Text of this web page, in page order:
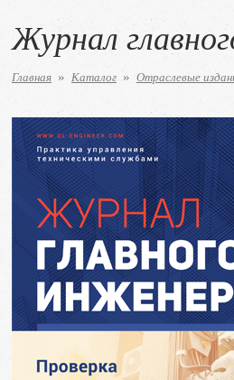
Журнал
Главная » Каталог » Отраслевые